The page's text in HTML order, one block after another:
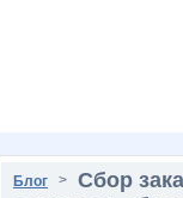
Блог > Сбор